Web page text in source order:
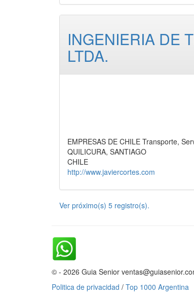
INGENIERIA DE
LTDA.
EMPRESAS DE CHILE Transporte,
QUILICURA, SANTIAGO
CHILE
http://www.javiercortes.com
Ver próximo(s) 5 registro(s).
© - 2026 Guia Senior
Politica de privacidad / Top 1000 Argentina